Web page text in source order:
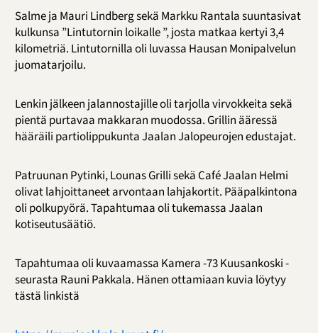
Salme ja Mauri Lindberg sekä Markku Rantala suuntasivat
kulkunsa ”Lintutornin loikalle ”, josta matkaa kertyi 3,4
kilometriä. Lintutornilla oli luvassa Hausan Monipalvelun
juomatarjoilu.
Lenkin jälkeen jalannostajille oli tarjolla virvokkeita sekä
pientä purtavaa makkaran muodossa. Grillin ääressä
hääräili partiolippukunta Jaalan Jalopeurojen edustajat.
Patruunan Pytinki, Lounas Grilli sekä Café Jaalan Helmi
olivat lahjoittaneet arvontaan lahjakortit. Pääpalkintona
oli polkupyörä. Tapahtumaa oli tukemassa Jaalan
kotiseutusäätiö.
Tapahtumaa oli kuvaamassa Kamera -73 Kuusankoski -
seurasta Rauni Pakkala. Hänen ottamiaan kuvia löytyy
tästä linkistä